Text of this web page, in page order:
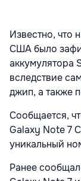
Известно, что
США было
аккумулятора
вследствие
джип, а также
Сообщается,
Galaxy Note 7
уникальный
Ранее